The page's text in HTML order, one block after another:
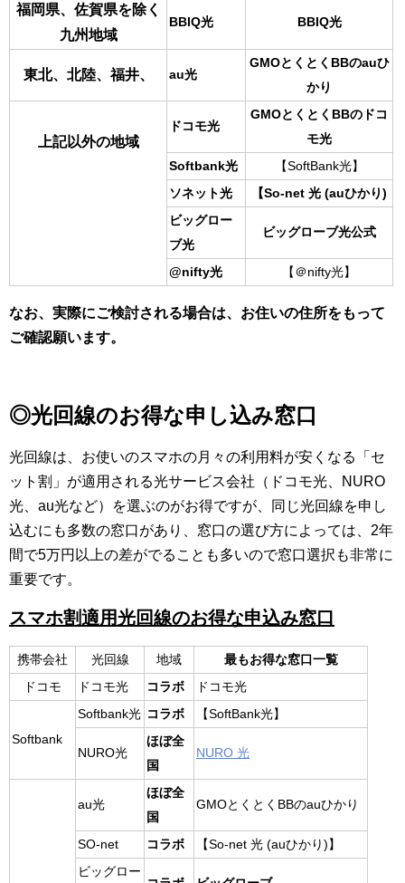
福岡県、佐賀県を除く
九州地域
BBIQ光 BBIQ光
東北、北陸、福井、 au光
GMOとくとくBBのauひ
かり
上記以外の地域
ドコモ光
GMOとくとくBBのドコ
モ光
Softbank光
【SoftBank光】
ソネット光
【So-net 光 (auひかり)
ビッグロー
ブ光
ビッグローブ光公式
@nifty光 【＠nifty光】
なお、実際にご検討される場合は、お住いの住所をもって
ご確認願います。
◎光回線のお得な申し込み窓口
光回線は、お使いのスマホの月々の利用料が安くなる「セ
ット割」が適用される光サービス会社（ドコモ光、NURO
光、au光など）を選ぶのがお得ですが、同じ光回線を申し
込むにも多数の窓口があり、窓口の選び方によっては、2年
間で5万円以上の差がでることも多いので窓口選択も非常に
重要です。
スマホ割適用光回線のお得な申込み窓口
携帯会社 光回線 地域
最もお得な窓口一覧
ドコモ
ドコモ光 コラボ ドコモ光
Softbank
Softbank光 コラボ 【SoftBank光】
NURO光
ほぼ全
国
NURO 光
au光
ほぼ全
国
GMOとくとくBBのauひかり
SO-net コラボ
【So-net 光 (auひかり)】
ビッグロー